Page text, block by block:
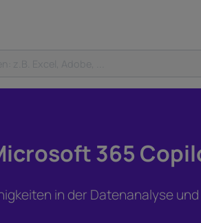
365
in der Datenanalyse